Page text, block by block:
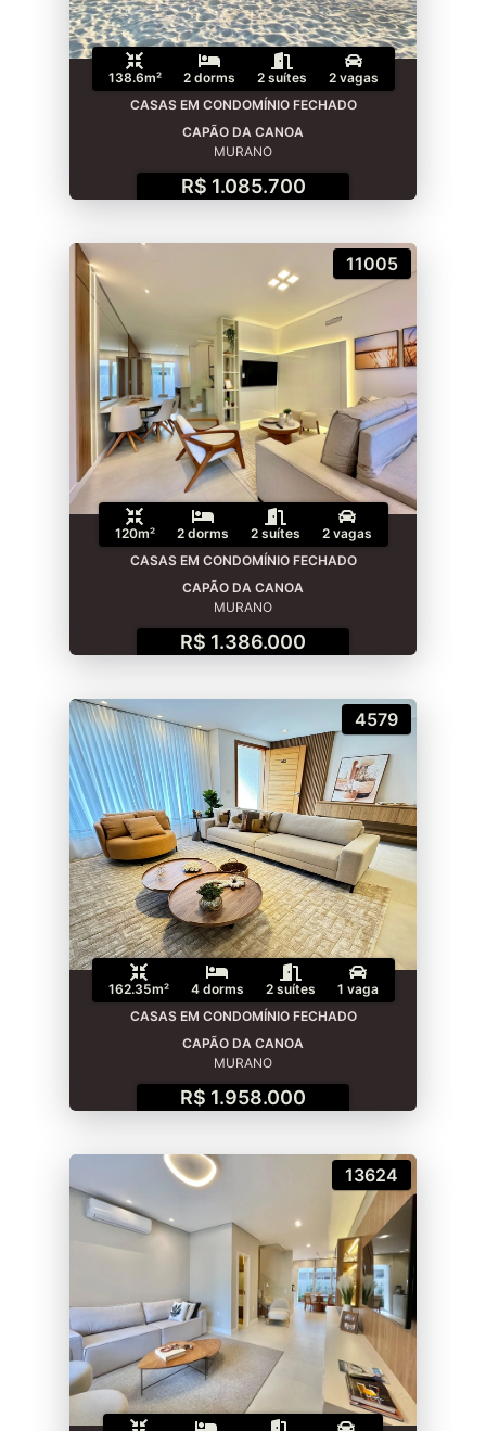
138.6m² 2 dorms 2 suítes
2 vagas
CASAS EM CONDOMÍNIO FECHADO
CAPÃO DA CANOA
MURANO
R$ 1.085.700
11005
120m² 2 dorms 2 suítes
2 vagas
CASAS EM CONDOMÍNIO FECHADO
CAPÃO DA CANOA
MURANO
R$ 1.386.000
4579
162.35m² 4 dorms 2 suítes
1 vaga
CASAS EM CONDOMÍNIO FECHADO
CAPÃO DA CANOA
MURANO
R$ 1.958.000
13624